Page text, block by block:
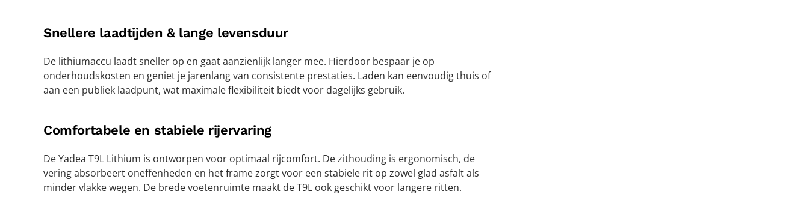
Snellere laadtijden & lange levensduur
De lithiumaccu laadt sneller op en gaat aanzienlijk langer mee. Hierdoor bespaar je op
onderhoudskosten en geniet je jarenlang van consistente prestaties. Laden kan eenvoudig thuis of
aan een publiek laadpunt, wat maximale flexibiliteit biedt voor dagelijks gebruik.
Comfortabele en stabiele rijervaring
De Yadea T9L Lithium is ontworpen voor optimaal rijcomfort. De zithouding is ergonomisch, de
vering absorbeert oneffenheden en het frame zorgt voor een stabiele rit op zowel glad asfalt als
minder vlakke wegen. De brede voetenruimte maakt de T9L ook geschikt voor langere ritten.